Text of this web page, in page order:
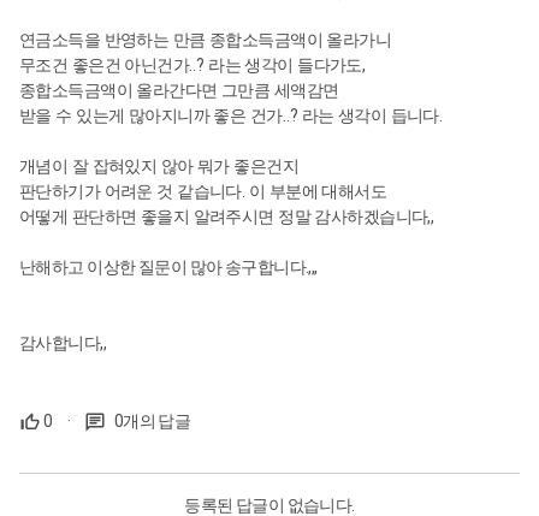
연금소득을 반영하는 만큼 종합소득금액이 올라가니
무조건 좋은건 아닌건가..? 라는생각이 들다가도,
종합소득금액이 올라간다면 그만큼 세액감면
받을 수 있는게 많아지니까 좋은 건가..? 라는 생각이 듭니다.
개념이 잘 잡혀있지 않아 뭐가 좋은건지
판단하기가 어려운 것 같습니다. 이 부분에 대해서도
어떻게 판단하면 좋을지 알려주시면 정말 감사하겠습니다,,
난해하고 이상한 질문이 많아 송구합니다.,,,
감사합니다,,
0 · 0개의 답글
등록된 답글이 없습니다.